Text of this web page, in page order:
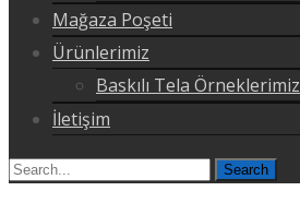
Mağaza Poşeti
Ürünlerimiz
Baskılı Tela Örneklerimiz
İletişim
Search